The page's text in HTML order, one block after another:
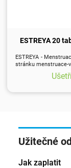
ESTREYA 20
ESTREYA -
stránku menstruace-
Užitečné
Jak zaplatit